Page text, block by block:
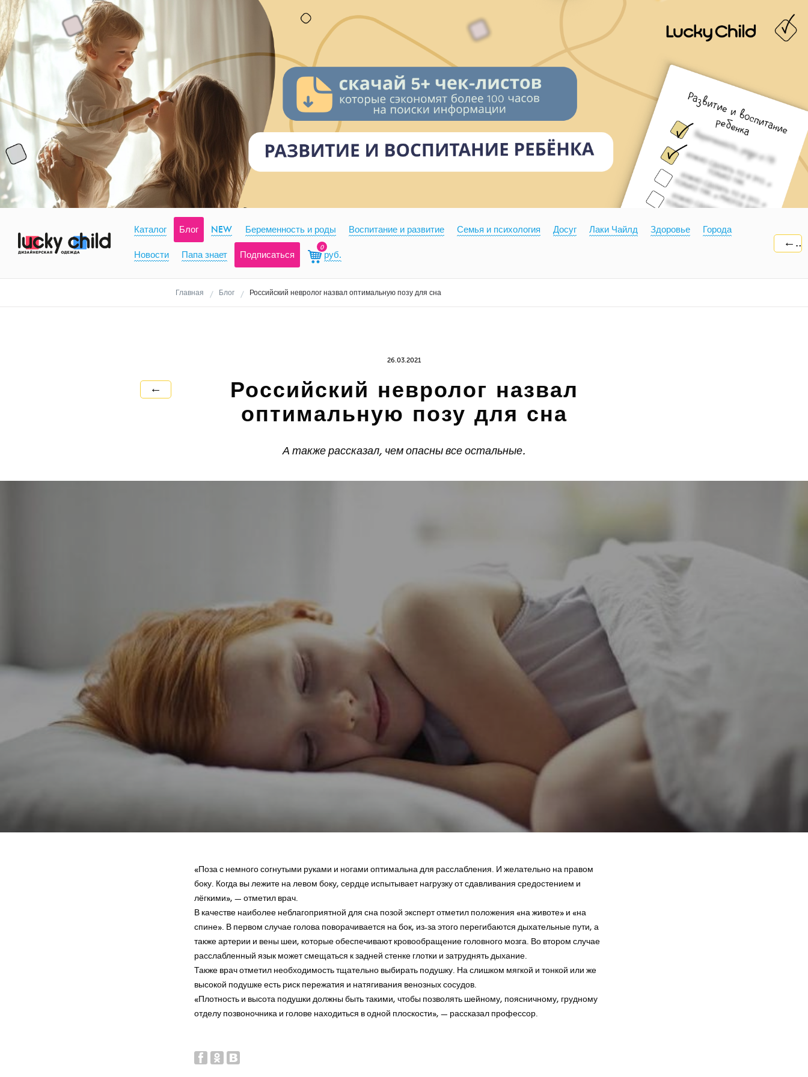
Каталог Блог NEW Беременность и роды Воспитание и развитие Семья и психология Досуг Лаки Чайлд Здоровье Города
Новости Папа знает Подписаться
0
руб.
←
Главная Блог Российский невролог назвал оптимальную позу для сна
←
26.03.2021
Российский невролог назвал
оптимальную позу для сна
А также рассказал, чем опасны все остальные.
«Поза с немного согнутыми руками и ногами оптимальна для расслабления. И желательно на правом
боку. Когда вы лежите на левом боку, сердце испытывает нагрузку от сдавливания средостением и
лёгкими», — отметил врач.
В качестве наиболее неблагоприятной для сна позой эксперт отметил положения «на животе» и «на
спине». В первом случае голова поворачивается на бок, из-за этого перегибаются дыхательные пути, а
также артерии и вены шеи, которые обеспечивают кровообращение головного мозга. Во втором случае
расслабленный язык может смещаться к задней стенке глотки и затруднять дыхание.
Также врач отметил необходимость тщательно выбирать подушку. На слишком мягкой и тонкой или же
высокой подушке есть риск пережатия и натягивания венозных сосудов.
«Плотность и высота подушки должны быть такими, чтобы позволять шейному, поясничному, грудному
отделу позвоночника и голове находиться в одной плоскости», — рассказал профессор.